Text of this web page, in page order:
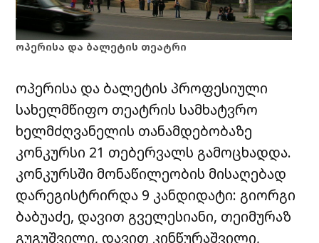
ოპერისა და ბალეტის თეატრი
ოპერისა და ბალეტის პროფესიული
სახელმწიფო თეატრის სამხატვრო
ხელმძღვანელის თანამდებობაზე
კონკურსი 21 თებერვალს გამოცხადდა.
კონკურსში მონაწილეობის მისაღებად
დარეგისტრირდა 9 კანდიდატი: გიორგი
ბაბუაძე, დავით გველესიანი, თეიმურაზ
გუგუშვილი, დავით კინწურაშვილი,